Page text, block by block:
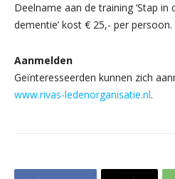
Deelname aan de training ‘Stap
dementie’ kost € 25,- per persoon.
Aanmelden
Geïnteresseerden kunnen zich
www.rivas-ledenorganisatie.nl.